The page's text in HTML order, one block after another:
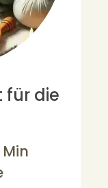
für die